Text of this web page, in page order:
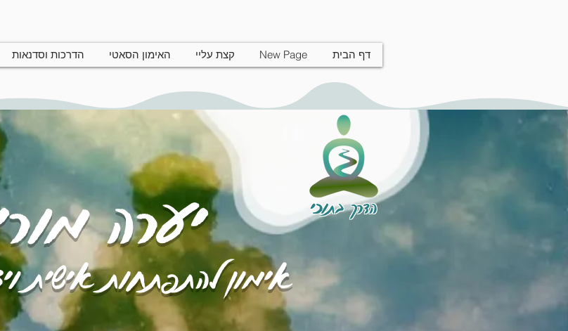
דף הבית New Page קצת עליי האימון הסאטי הדרכות וסדנאות
הדרך בתוכי
אימון להתפתחות אישית
יערה